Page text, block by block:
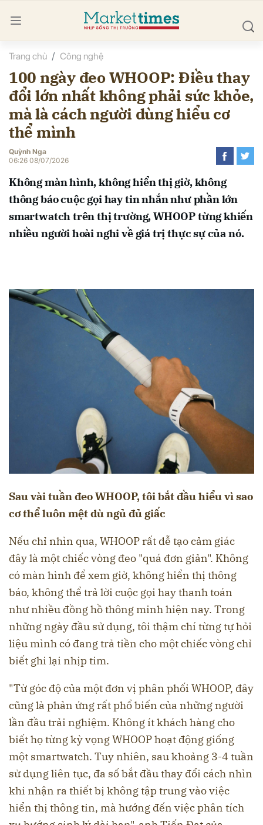
Trang chủ Công nghệ
100 ngày đeo WHOOP: Điều thay
đổi lớn nhất không phải sức khỏe,
mà là cách người dùng hiểu cơ
thể mình
Quỳnh Nga
06:26 08/07/2026
Không màn hình, không hiển thị giờ, không
thông báo cuộc gọi hay tin nhắn như phần lớn
smartwatch trên thị trường, WHOOP từng khiến
nhiều người hoài nghi về giá trị thực sự của nó.
Sau vài tuần đeo WHOOP, tôi bắt đầu hiểu vì sao
cơ thể luôn mệt dù ngủ đủ giấc
Nếu chỉ nhìn qua, WHOOP rất dễ tạo cảm giác
đây là một chiếc vòng đeo "quá đơn giản". Không
có màn hình để xem giờ, không hiển thị thông
báo, không thể trả lời cuộc gọi hay thanh toán
như nhiều đồng hồ thông minh hiện nay. Trong
những ngày đầu sử dụng, tôi thậm chí từng tự hỏi
liệu mình có đang trả tiền cho một chiếc vòng chỉ
biết ghi lại nhịp tim.
"Từ góc độ của một đơn vị phân phối WHOOP, đây
cũng là phản ứng rất phổ biến của những người
lần đầu trải nghiệm. Không ít khách hàng cho
biết họ từng kỳ vọng WHOOP hoạt động giống
một smartwatch. Tuy nhiên, sau khoảng 3-4 tuần
sử dụng liên tục, đa số bắt đầu thay đổi cách nhìn
khi nhận ra thiết bị không tập trung vào việc
hiển thị thông tin, mà hướng đến việc phân tích
luận